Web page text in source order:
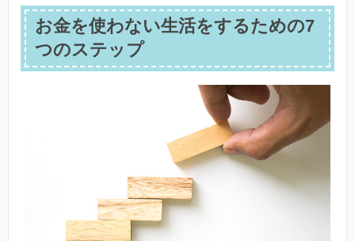
お金を使わない生活をするための7
つのステップ